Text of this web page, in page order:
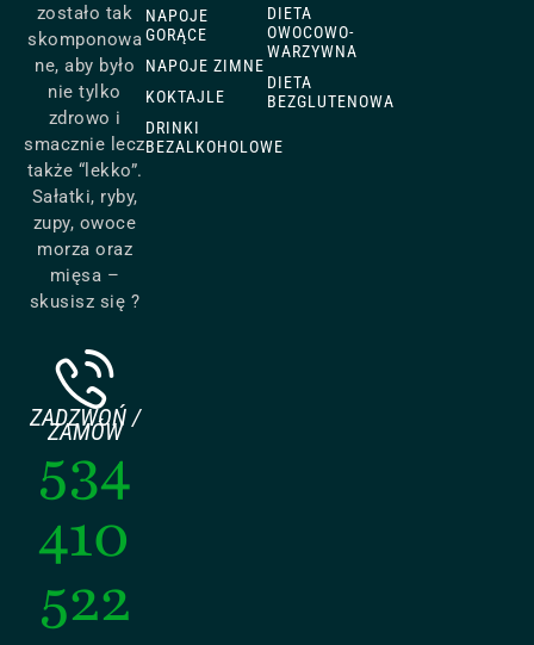
zostało tak
skomponowa
ne, aby było
nie tylko
zdrowo i
smacznie lecz
także “lekko”.
Sałatki, ryby,
zupy, owoce
morza oraz
mięsa –
skusisz się ?
ZADZWOŃ /
ZAMÓW
534
410
522
NAPOJE
GORĄCE
NAPOJE ZIMNE
KOKTAJLE
DRINKI
BEZALKOHOLOWE
DIETA
OWOCOWO-
WARZYWNA
DIETA
BEZGLUTENOWA